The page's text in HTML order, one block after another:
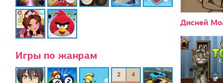
Игры по жанрам
Дисней